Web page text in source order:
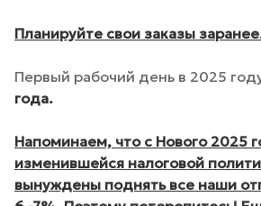
Планируйте свои заказы
Первый рабочий день в 2025
года.
Напоминаем, что с Нового 2025
изменившейся налоговой
вынуждены поднять все наши